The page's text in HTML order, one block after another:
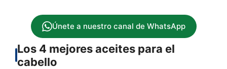
Únete a nuestro canal de WhatsApp
Los 4 mejores aceites para el
cabello